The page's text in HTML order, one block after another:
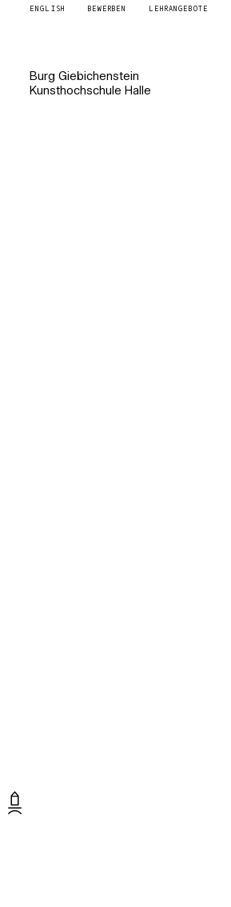
ENGLISH BEWERBEN LEHRANGEBOTE
Burg Giebichenstein
Kunsthochschule Halle